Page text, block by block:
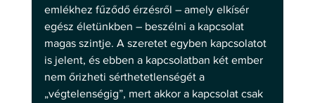
emlékhez fűződő érzésről – amely elkísér
egész életünkben – beszélni a kapcsolat
magas szintje. A szeretet egyben kapcsolatot
is jelent, és ebben a kapcsolatban két ember
nem őrizheti sérthetetlenségét a
„végtelenségig”, mert akkor a kapcsolat csak